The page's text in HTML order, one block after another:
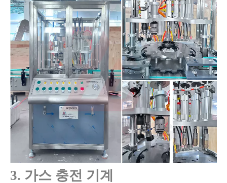
3. 가스 충전 기계